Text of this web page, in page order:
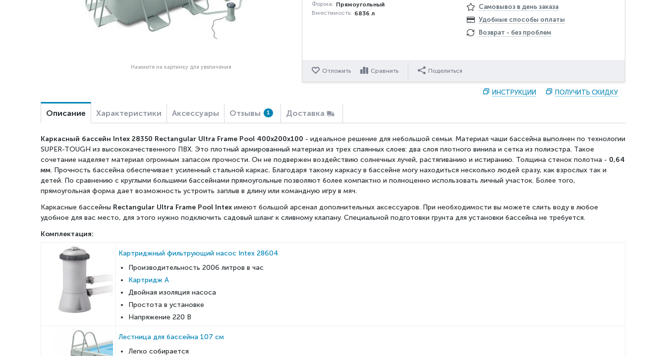
Нажмите на картинку для увеличения
Форма: Прямоугольный
Вместимость: 6836 л
Самовывоз в день заказа
Удобные способы оплаты
Возврат - без проблем
Отложить Сравнить Поделиться
ИНСТРУКЦИИ ПОЛУЧИТЬ СКИДКУ
Описание Характеристики Аксессуары Отзывы 1 Доставка
Каркасный бассейн Intex 28350 Rectangular Ultra Frame Pool 400x200x100 - идеальное решение для небольшой семьи. Материал чаши бассейна выполнен по технологии
SUPER-TOUGH из высококачественного ПВХ. Это плотный армированный материал из трех спаянных слоев: два слоя плотного винила и сетка из полиэстра. Такое
сочетание наделяет материал огромным запасом прочности. Он не подвержен воздействию солнечных лучей, растягиванию и истиранию. Толщина стенок полотна - 0,64
мм. Прочность бассейна обеспечивает усиленный стальной каркас. Благодаря такому каркасу в бассейне могу находиться несколько людей сразу, как взрослых так и
детей. По сравнению с круглыми большими бассейнами прямоугольные позволяют более компактно и полноценно использовать личный участок. Более того,
прямоугольная форма дает возможность устроить заплыв в длину или командную игру в мяч.
Каркасные бассейны Rectangular Ultra Frame Pool Intex имеют большой арсенал дополнительных аксессуаров. При необходимости вы можете слить воду в любое
удобное для вас место, для этого нужно подключить садовый шланг к сливному клапану. Специальной подготовки грунта для установки бассейна не требуется.
Комплектация:
Картриджный фильтрующий насос Intex 28604
Производительность 2006 литров в час
Картридж А
Двойная изоляция насоса
Простота в установке
Напряжение 220 В
Лестница для бассейна 107 см
Легко собирается